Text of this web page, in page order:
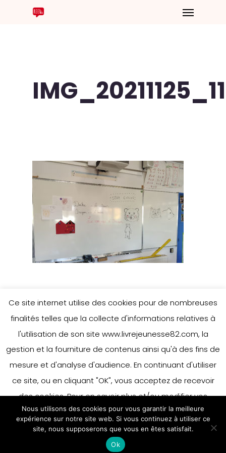
Ce site internet utilise des cookies pour de nombreuses
finalités telles que la collecte d'informations relatives à
l'utilisation de son site www.livrejeunesse82.com, la
gestion et la fourniture de contenus ainsi qu'à des fins de
mesure et d'analyse d'audience. En continuant d'utiliser
ce site, ou en cliquant "OK", vous acceptez de recevoir
des cookies. Pour en savoir plus et/ou modifier vos
préférences en matière de cookies, merci de vous référer
à notre politique sur les cookies.
Accepter
En savoir plus
Nous utilisons des cookies pour vous garantir la meilleure
expérience sur notre site web. Si vous continuez à utiliser ce
site, nous supposerons que vous en êtes satisfait.
Ok